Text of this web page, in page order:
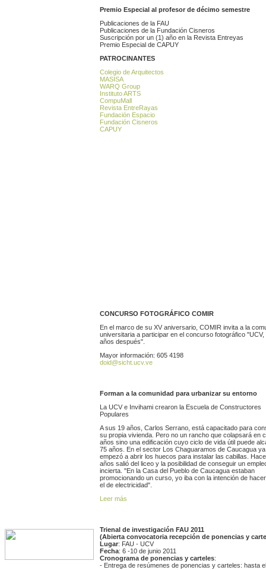
Premio Especial al profesor de décimo semestre
Publicaciones de la FAU
Publicaciones de la Fundación Cisneros
Suscripción por un (1) año en la Revista Entreyas
Premio Especial de CAPUY
PATROCINANTES
Colegio de Arquitectos
MASISA
WARQ Group
Instituto ARTS
CompuMall
Revista EntreRayas
Fundación Espacio
Fundación Cisneros
CAPUY
CONCURSO FOTOGRÁFICO COMIR
En el marco de su XV aniversario, COMIR invita a la
universitaria a participar en el concurso fotográfico "UCV,
años después".
Mayor información: 605 4198
doid@sicht.ucv.ve
Forman a la comunidad para urbanizar su entorno
La UCV e Invihami crearon la Escuela de Constructores
Populares
A sus 19 años, Carlos Serrano, está capacitado para
su propia vivienda. Pero no un rancho que colapsará en
años sino una edificación cuyo ciclo de vida útil puede
75 años. En el sector Los Chaguaramos de Caucagua ya
empezó a abrir los huecos para instalar las cabillas.
años salió del liceo y la posibilidad de conseguir un
incierta. "En la Casa del Pueblo de Caucagua estaban
promocionando un curso, yo iba con la intención de
el de electricidad".
Leer más
Trienal de investigación FAU 2011
(Abierta convocatoria recepción de ponencias y
Lugar: FAU - UCV
Fecha: 6 -10 de junio 2011
Cronograma de ponencias y carteles:
- Entrega de resúmenes de ponencias y carteles: hasta